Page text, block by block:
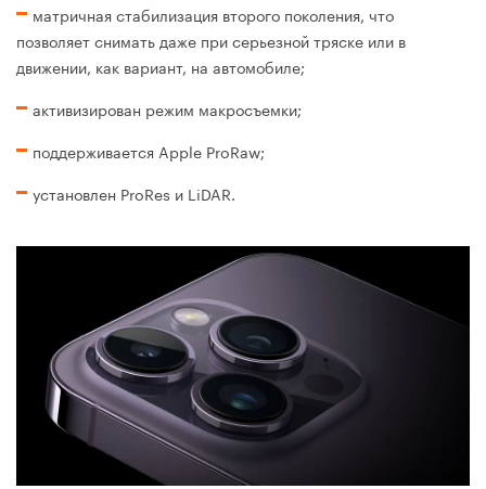
матричная стабилизация второго поколения, что
позволяет снимать даже при серьезной тряске или в
движении, как вариант, на автомобиле;
активизирован режим макросъемки;
поддерживается Apple ProRaw;
установлен ProRes и LiDAR.